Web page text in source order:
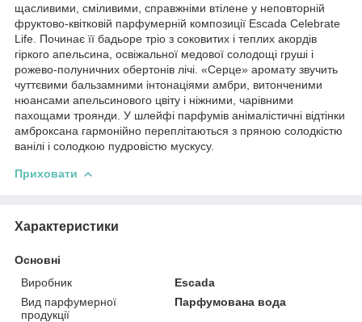
щасливими, сміливими, справжніми втілене у неповторній
фруктово-квітковій парфумерній композиції Escada Celebrate
Life. Починає її бадьоре тріо з соковитих і теплих акордів
гіркого апельсина, освіжальної медової солодощі груші і
рожево-полуничних обертонів лічі. «Серце» аромату звучить
чуттєвими бальзамними інтонаціями амбри, витонченими
нюансами апельсинового цвіту і ніжними, чарівними
пахощами троянди. У шлейфі парфумів анімалістичні відтінки
амброксана гармонійно переплітаються з пряною солодкістю
ванілі і солодкою пудровістю мускусу.
Приховати
Характеристики
Основні
Виробник
Escada
Вид парфумерної
продукції
Парфумована вода